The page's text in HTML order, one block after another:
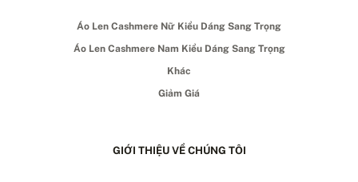
Áo Len Cashmere Nữ Kiểu Dáng Sang Trọng
Áo Len Cashmere Nam Kiểu Dáng Sang Trọng
Khác
Giảm Giá
GIỚI THIỆU VỀ CHÚNG TÔI